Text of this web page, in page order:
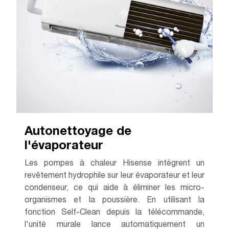
Autonettoyage de
l'évaporateur
Les pompes à chaleur Hisense intègrent un
revêtement hydrophile sur leur évaporateur et leur
condenseur, ce qui aide à éliminer les micro-
organismes et la poussière. En utilisant la
fonction Self-Clean depuis la télécommande,
l'unité murale lance automatiquement un